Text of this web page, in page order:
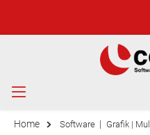
Home Software | Grafik |